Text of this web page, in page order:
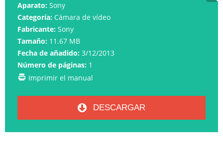
Aparato: Sony
Categoría: Cámara de vídeo
Fabricante: Sony
Tamaño: 11.67 MB
Fecha de añadido: 3/12/2013
Número de páginas: 1
Imprimir el manual
DESCARGAR